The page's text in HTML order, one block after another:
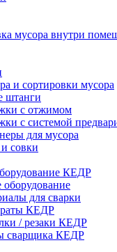
мусора внутри
и сортировки мусора
штанги
с отжимом
с системой
для мусора
совки
КЕДР
для сварки
КЕДР
/ резаки КЕДР
сварщика КЕДР